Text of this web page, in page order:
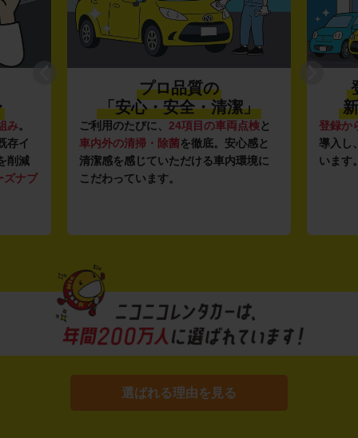
み。
存イ
削減
ズナブ
プロ品質の
「安心・安全・清潔」
ご利用のたびに、 24項目の車両点検と
車内外の清掃・除菌を徹底。安心感と
清潔感を感じていただける車内環境に
こだわっています。
登録か
導入し
います
選ばれる理由を見る